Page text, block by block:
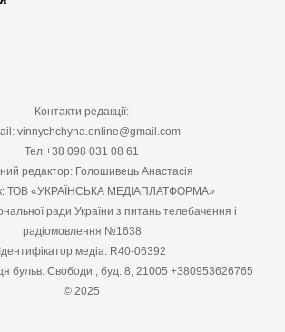
Контакти редакції:
vinnychchyna.online@gmail.com
Тел:+38 098 031 08 61
редактор: Голошивець Анастасія
ТОВ «УКРАЇНСЬКА МЕДІАПЛАТФОРМА»
ради України з питань телебачення і
радіомовлення №1638
Ідентифікатор медіа: R40-06392
бульв. Свободи , буд. 8, 21005 +380953626765
© 2025